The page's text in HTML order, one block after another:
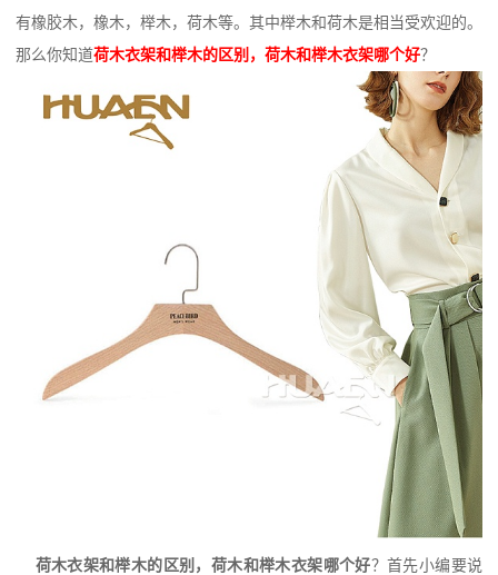
有橡胶木，橡木，榉木，荷木等。其中榉木和荷木是相当受欢迎的。
那么你知道荷木衣架和榉木的区别， 荷木和榉木衣架哪个好？
荷木衣架和榉木的区别，荷木和榉木衣架哪个好？首先小编要说